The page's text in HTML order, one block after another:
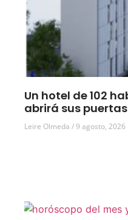
Un hotel de 102
abrirá sus
Leire Olmeda 9 agosto, 2026